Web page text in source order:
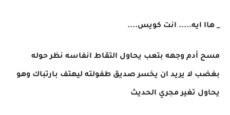
_ هاا ايه..... انت كويس....
مسح أدم وجهه بتعب يحاول التقاط انفاسه نظر حوله
بغضب لا يريد ان يخسر صديق طفولته ليهتف بارتباك وهو
يحاول تغير مجري الحديث